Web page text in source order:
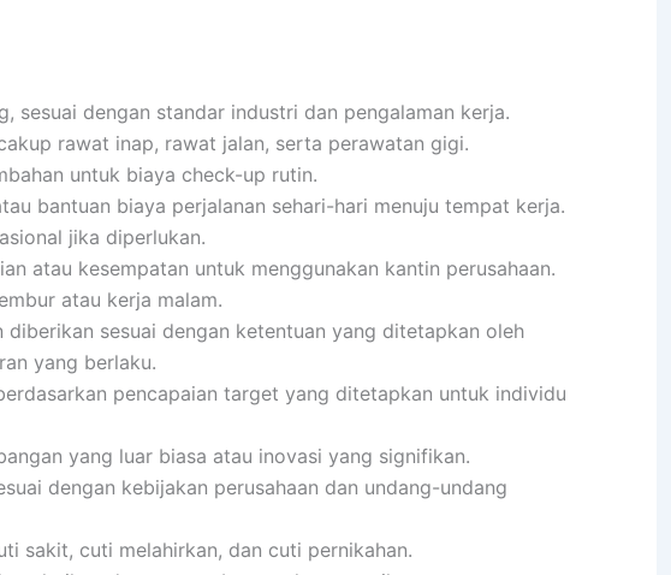
sesuai dengan standar industri dan pengalaman kerja.
rawat inap, rawat jalan, serta perawatan gigi.
untuk biaya check-up rutin.
bantuan biaya perjalanan sehari-hari menuju tempat kerja.
jika diperlukan.
atau kesempatan untuk menggunakan kantin perusahaan.
atau kerja malam.
diberikan sesuai dengan ketentuan yang ditetapkan oleh
yang berlaku.
pencapaian target yang ditetapkan untuk individu
yang luar biasa atau inovasi yang signifikan.
dengan kebijakan perusahaan dan undang-undang
sakit, cuti melahirkan, dan cuti pernikahan.